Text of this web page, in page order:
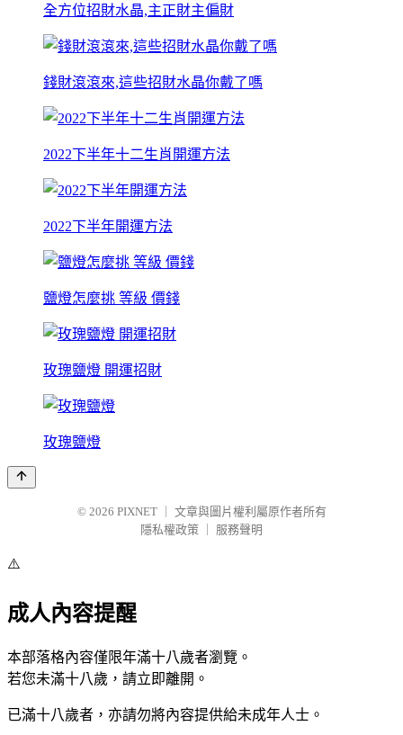
全方位招財水晶,主正財主偏財
錢財滾滾來,這些招財水晶你戴了嗎
2022下半年十二生肖開運方法
2022下半年開運方法
鹽燈怎麼挑 等級 價錢
玫瑰鹽燈 開運招財
玫瑰鹽燈
© 2026 PIXNET
文章與圖片權利屬原作者所有
隱私權政策
服務聲明
⚠️
成人內容提醒
本部落格內容僅限年滿十八歲者瀏覽。
若您未滿十八歲，請立即離開。
已滿十八歲者，亦請勿將內容提供給未成年人士。